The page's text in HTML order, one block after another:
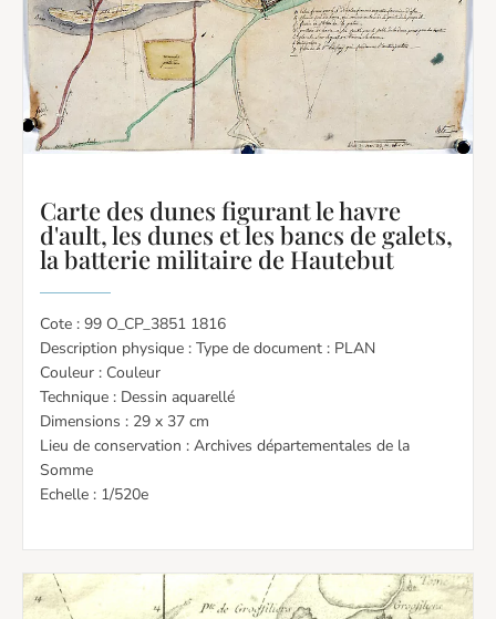
Carte des dunes figurant le havre
d'ault, les dunes et les bancs de galets,
la batterie militaire de Hautebut
Cote : 99 O_CP_3851 1816
Description physique : Type de document : PLAN
Couleur : Couleur
Technique : Dessin aquarellé
Dimensions : 29 x 37 cm
Lieu de conservation : Archives départementales de la
Somme
Echelle : 1/520e